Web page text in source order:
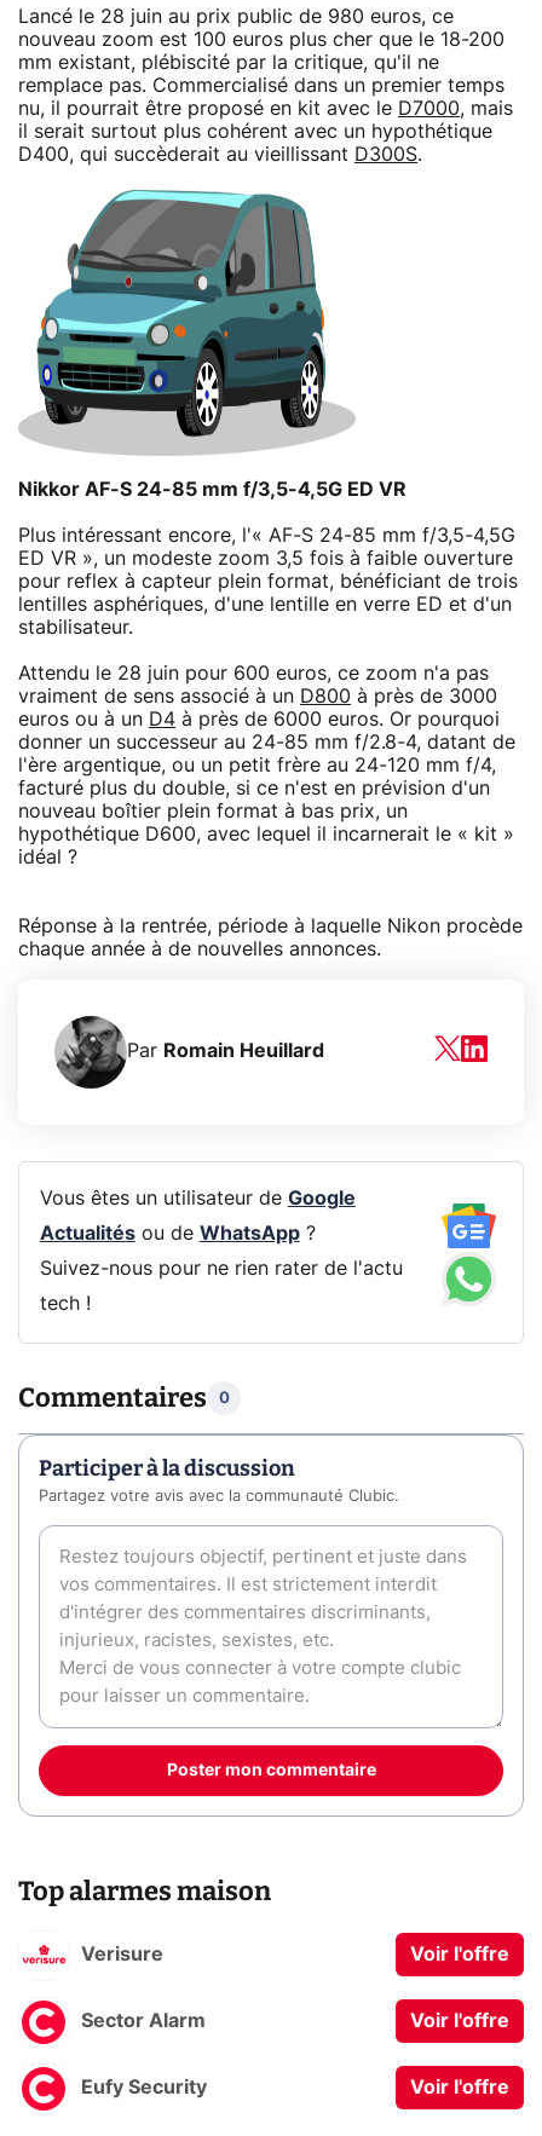
Lancé le 28 juin au prix public de 980 euros, ce
nouveau zoom est 100 euros plus cher que le 18-200
mm existant, plébiscité par la critique, qu'il ne
remplace pas. Commercialisé dans un premier temps
nu, il pourrait être proposé en kit avec le D7000, mais
il serait surtout plus cohérent avec un hypothétique
D400, qui succèderait au vieillissant D300S.
Nikkor AF-S 24-85 mm f/3,5-4,5G ED VR
Plus intéressant encore, l'« AF-S 24-85 mm f/3,5-4,5G
ED VR », un modeste zoom 3,5 fois à faible ouverture
pour reflex à capteur plein format, bénéficiant de trois
lentilles asphériques, d'une lentille en verre ED et d'un
stabilisateur.
Attendu le 28 juin pour 600 euros, ce zoom n'a pas
vraiment de sens associé à un D800 à près de 3000
euros ou à un D4 à près de 6000 euros. Or pourquoi
donner un successeur au 24-85 mm f/2.8-4, datant de
l'ère argentique, ou un petit frère au 24-120 mm f/4,
facturé plus du double, si ce n'est en prévision d'un
nouveau boîtier plein format à bas prix, un
hypothétique D600, avec lequel il incarnerait le « kit »
idéal ?
Réponse à la rentrée, période à laquelle Nikon procède
chaque année à de nouvelles annonces.
Par Romain Heuillard
Vous êtes un utilisateur de Google
Actualitésou de WhatsApp?
Suivez-nous pour ne rien rater de l'actu
tech !
Commentaires 0
Participer à la discussion
Partagez votre avis avec la communauté Clubic.
Poster mon commentaire
Top alarmes maison
Verisure Voir l'offre
Sector Alarm Voir l'offre
Eufy Security Voir l'offre